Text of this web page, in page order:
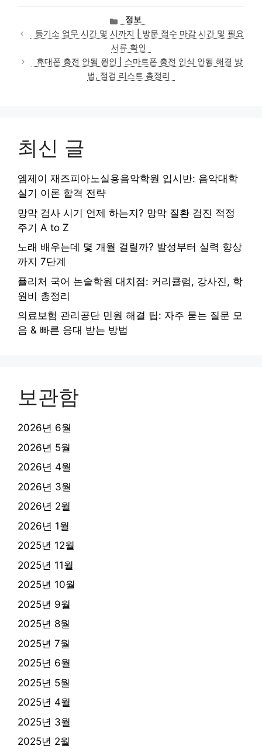
카
테
고
리
정보
등기소 업무 시간 몇 시까지 | 방문 접수 마감 시간 및 필요
서류 확인
휴대폰 충전 안됨 원인 | 스마트폰 충전 인식 안됨 해결 방
법, 점검 리스트 총정리
최신 글
엠제이 재즈피아노실용음악학원 입시반: 음악대학
실기 이론 합격 전략
망막 검사 시기 언제 하는지? 망막 질환 검진 적정
주기 A to Z
노래 배우는데 몇 개월 걸릴까? 발성부터 실력 향상
까지 7단계
퓰리처 국어 논술학원 대치점: 커리큘럼, 강사진, 학
원비 총정리
의료보험 관리공단 민원 해결 팁: 자주 묻는 질문 모
음 & 빠른 응대 받는 방법
보관함
2026년 6월
2026년 5월
2026년 4월
2026년 3월
2026년 2월
2026년 1월
2025년 12월
2025년 11월
2025년 10월
2025년 9월
2025년 8월
2025년 7월
2025년 6월
2025년 5월
2025년 4월
2025년 3월
2025년 2월